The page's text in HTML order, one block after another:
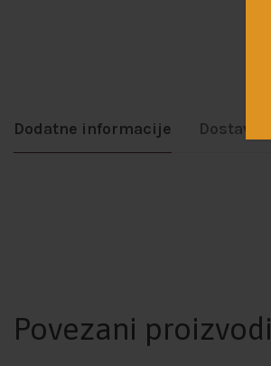
Dodatne informacije Dostava
Povezani proizvodi